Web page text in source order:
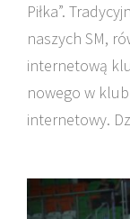
Piłka”.
naszych SM,
internetową
nowego w
internetowy.